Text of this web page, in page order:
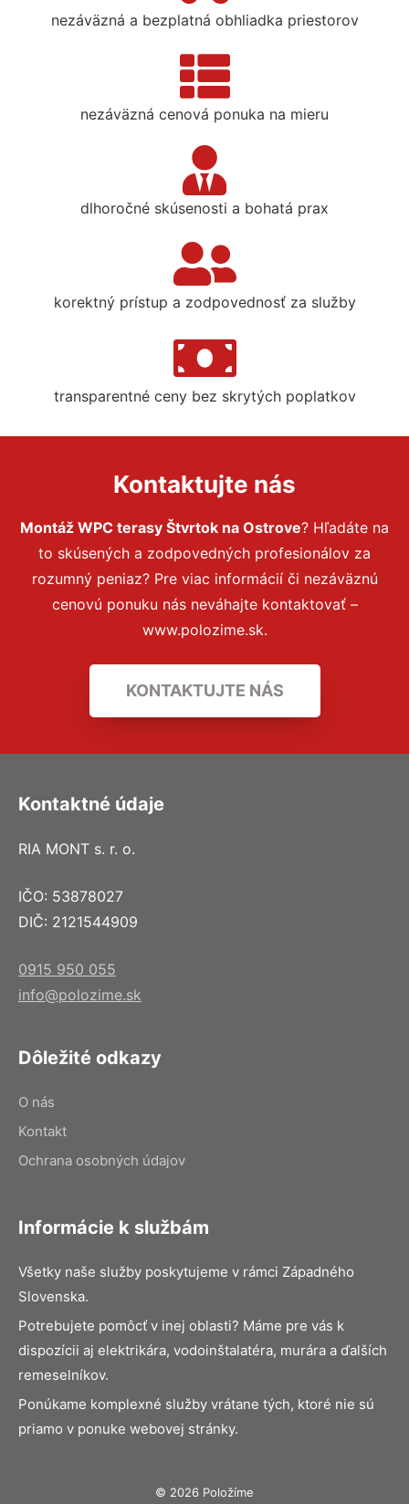
nezáväzná a bezplatná obhliadka priestorov
nezáväzná cenová ponuka na mieru
dlhoročné skúsenosti a bohatá prax
korektný prístup a zodpovednosť za služby
transparentné ceny bez skrytých poplatkov
Kontaktujte nás
Montáž WPC terasy Štvrtok na Ostrove? Hľadáte na
to skúsených a zodpovedných profesionálov za
rozumný peniaz? Pre viac informácií či nezáväznú
cenovú ponuku nás neváhajte kontaktovať –
www.polozime.sk.
KONTAKTUJTE NÁS
Kontaktné údaje
RIA MONT s. r. o.
IČO: 53878027
DIČ: 2121544909
0915 950 055
info@polozime.sk
Dôležité odkazy
O nás
Kontakt
Ochrana osobných údajov
Informácie k službám
Všetky naše služby poskytujeme v rámci Západného
Slovenska.
Potrebujete pomôcť v inej oblasti? Máme pre vás k
dispozícii aj elektrikára, vodoinštalatéra, murára a ďalších
remeselníkov.
Ponúkame komplexné služby vrátane tých, ktoré nie sú
priamo v ponuke webovej stránky.
© 2026 Položíme